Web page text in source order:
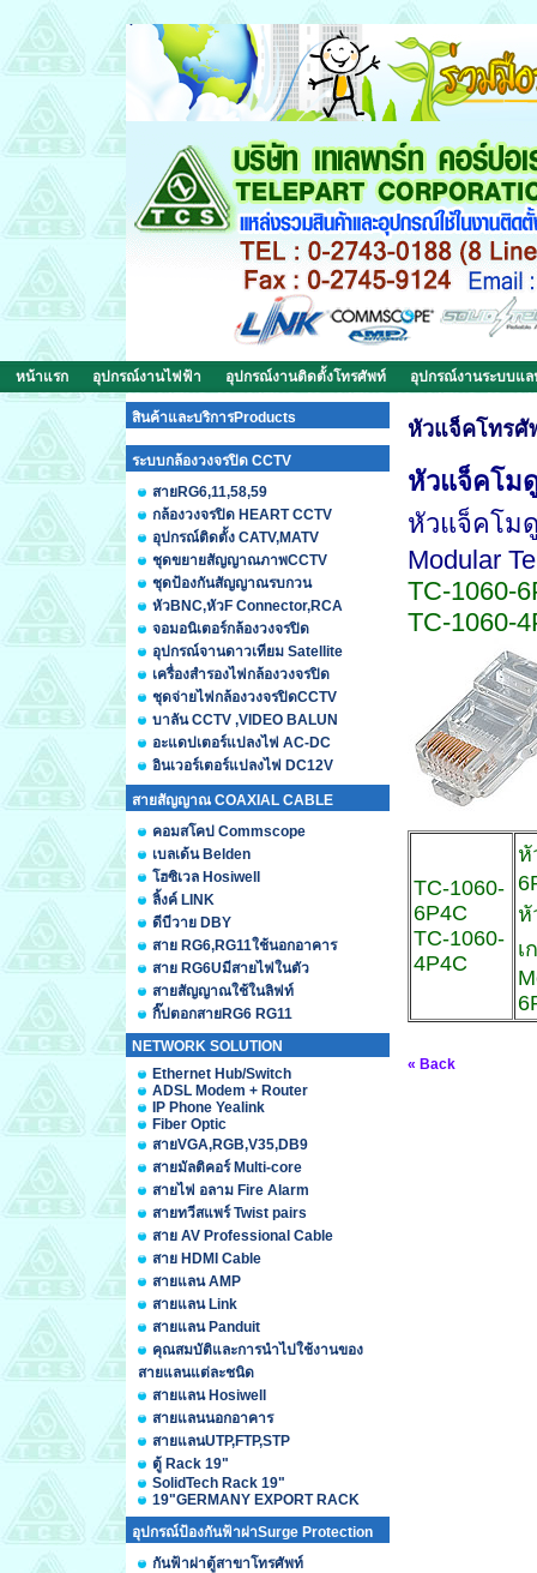
หน้าแรก อุปกรณ์งานไฟฟ้า อุปกรณ์งานติดตั้งโทรศัพท์ อุปกรณ์งานระบบแล
สินค้าและบริการProducts
ระบบกล้องวงจรปิด CCTV
สายRG6,11,58,59
กล้องวงจรปิด HEART CCTV
อุปกรณ์ติดตั้ง CATV,MATV
ชุดขยายสัญญาณภาพCCTV
ชุดป้องกันสัญญาณรบกวน
หัวBNC,หัวF Connector,RCA
จอมอนิเตอร์กล้องวงจรปิด
อุปกรณ์จานดาวเทียม Satellite
เครื่องสำรองไฟกล้องวงจรปิด
ชุดจ่ายไฟกล้องวงจรปิดCCTV
บาลัน CCTV ,VIDEO BALUN
อะแดปเตอร์แปลงไฟ AC-DC
อินเวอร์เตอร์แปลงไฟ DC12V
สายสัญญาณ COAXIAL CABLE
คอมสโคป Commscope
เบลเด้น Belden
โฮซิเวล Hosiwell
ลิ้งค์ LINK
ดีบีวาย DBY
สาย RG6,RG11ใช้นอกอาคาร
สาย RG6Uมีสายไฟในตัว
สายสัญญาณใช้ในลิฟท์
กิ๊ปตอกสายRG6 RG11
NETWORK SOLUTION
Ethernet Hub/Switch
ADSL Modem + Router
IP Phone Yealink
Fiber Optic
สายVGA,RGB,V35,DB9
สายมัลติคอร์ Multi-core
สายไฟ อลาม Fire Alarm
สายทวีสแพร์ Twist pairs
สาย AV Professional Cable
สาย HDMI Cable
สายแลน AMP
สายแลน Link
สายแลน Panduit
คุณสมบัติและการนำไปใช้งานของ
สายแลนแต่ละชนิด
สายแลน Hosiwell
สายแลนนอกอาคาร
สายแลนUTP,FTP,STP
ตู้ Rack 19"
SolidTech Rack 19"
19"GERMANY EXPORT RACK
อุปกรณ์ป้องกันฟ้าผ่าSurge Protection
กันฟ้าผ่าตู้สาขาโทรศัพท์
หัวแจ็คโทรศั
หัวแจ็คโม
หัวแจ็คโม
Modular
TC-1060-
TC-1060-
TC-1060-
6P4C
TC-1060-
4P4C
หั
หั
เ
« Back